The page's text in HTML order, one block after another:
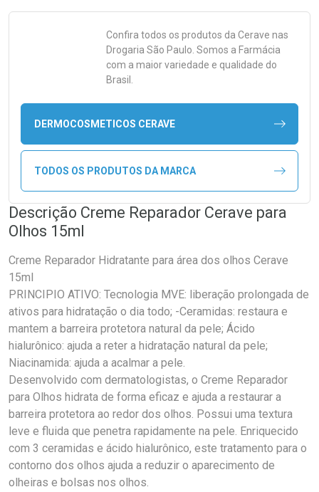
Confira todos os produtos da Cerave nas
Drogaria São Paulo. Somos a Farmácia
com a maior variedade e qualidade do
Brasil.
DERMOCOSMETICOS CERAVE
TODOS OS PRODUTOS DA MARCA
Descrição Creme Reparador Cerave para
Olhos 15ml
Creme Reparador Hidratante para área dos olhos Cerave
15ml
PRINCIPIO ATIVO: Tecnologia MVE: liberação prolongada de
ativos para hidratação o dia todo; -Ceramidas: restaura e
mantem a barreira protetora natural da pele; Ácido
hialurônico: ajuda a reter a hidratação natural da pele;
Niacinamida: ajuda a acalmar a pele.
Desenvolvido com dermatologistas, o Creme Reparador
para Olhos hidrata de forma eficaz e ajuda a restaurar a
barreira protetora ao redor dos olhos. Possui uma textura
leve e fluida que penetra rapidamente na pele. Enriquecido
com 3 ceramidas e ácido hialurônico, este tratamento para o
contorno dos olhos ajuda a reduzir o aparecimento de
olheiras e bolsas nos olhos.